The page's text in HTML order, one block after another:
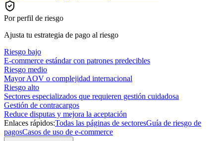
Por perfil de riesgo
Ajusta tu estrategia de pago al riesgo
Riesgo bajo
E-commerce estándar con patrones predecibles
Riesgo medio
Mayor AOV o complejidad internacional
Riesgo alto
Sectores especializados que requieren gestión cuidadosa
Gestión de contracargos
Reduce disputas y mejora la aceptación
Enlaces rápidos:Todas las páginas de sectoresGuía de riesgo de
pagosCasos de uso de e-commerce